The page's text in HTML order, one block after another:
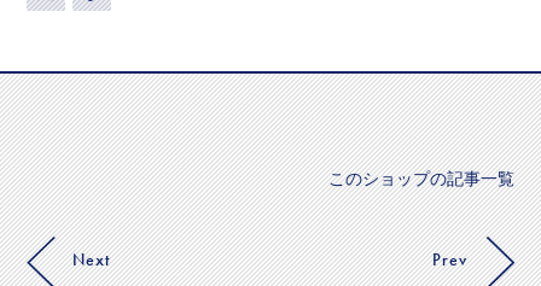
このショップの記事一覧
Next Prev